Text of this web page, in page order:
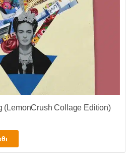
(LemonCrush Collage Edition)